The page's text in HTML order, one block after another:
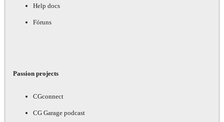
Help docs
Fóruns
Passion projects
CGconnect
CG Garage podcast